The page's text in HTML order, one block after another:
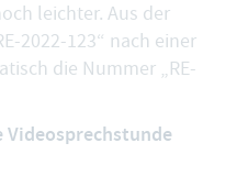
leichter. Aus der
2022-123“ nach einer
die Nummer „RE-